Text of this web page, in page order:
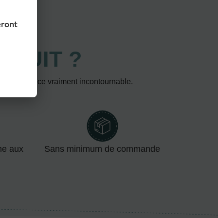
?
une pièce vraiment incontournable.
aux
Sans minimum de commande